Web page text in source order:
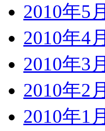
2010年5月
2010年4月
2010年3月
2010年2月
2010年1月